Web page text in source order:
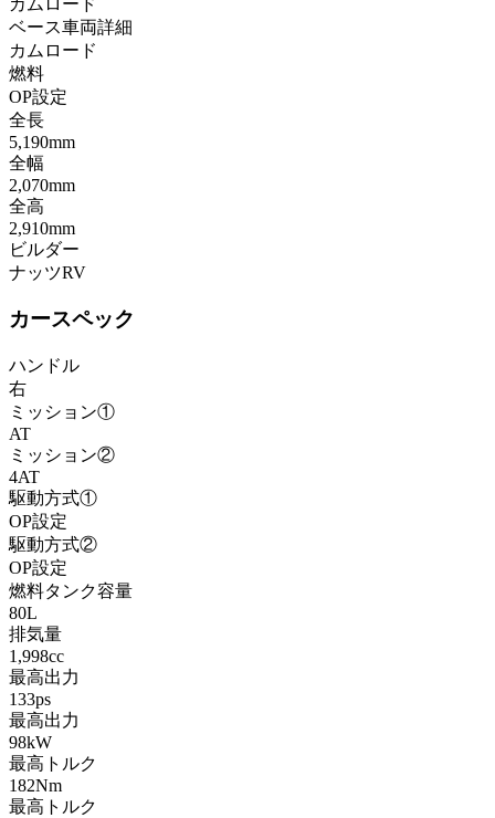
ベース車両詳細
カムロード
燃料
OP設定
全長
5,190mm
全幅
2,070mm
全高
2,910mm
ビルダー
ナッツRV
カースペック
ハンドル
右
ミッション①
AT
ミッション②
4AT
駆動方式①
OP設定
駆動方式②
OP設定
燃料タンク容量
80L
排気量
1,998cc
最高出力
133ps
最高出力
98kW
最高トルク
182Nm
最高トルク